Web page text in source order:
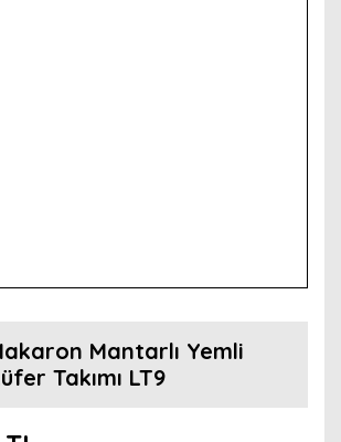
Mantarlı Yemli
Takımı LT9